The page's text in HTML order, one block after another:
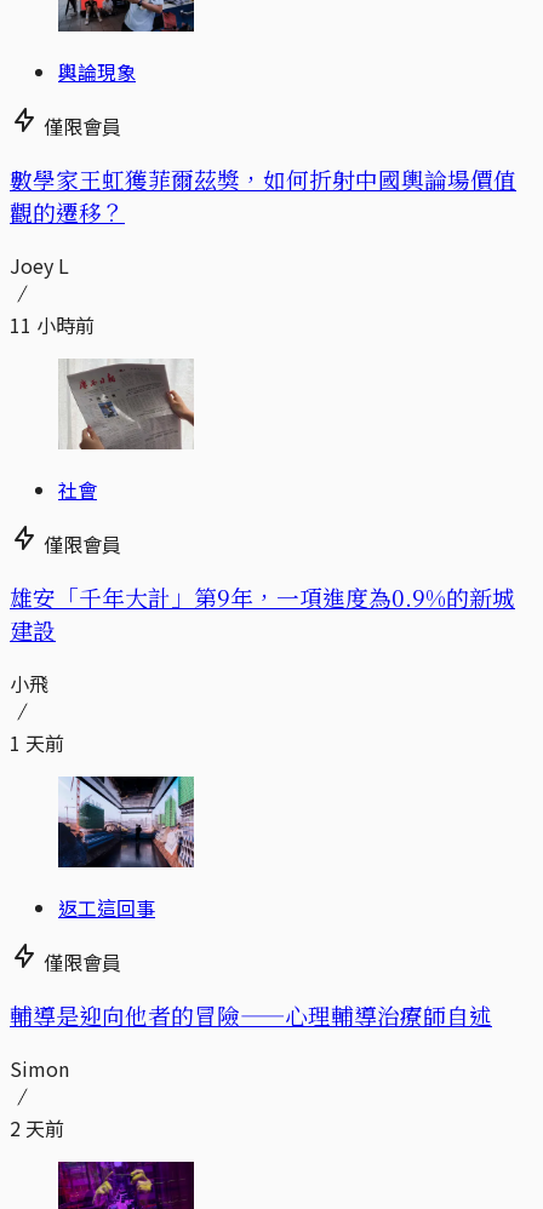
輿論現象
僅限會員
數學家王虹獲菲爾茲獎，如何折射中國輿論場價值
觀的遷移？
Joey L
11 小時前
社會
僅限會員
​​雄安「千年大計」第9年，一項進度為0.9%的新城
建設
小飛
1 天前
返工這回事
僅限會員
輔導是迎向他者的冒險——心理輔導治療師自述
Simon
2 天前